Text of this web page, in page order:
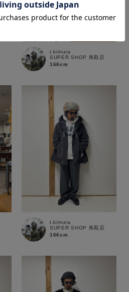
予約商品
WEB限定
在庫なし含む
t.kimura
SUPER SHOP 鳥取店
166cm
t.kimura
SUPER SHOP 鳥取店
166cm